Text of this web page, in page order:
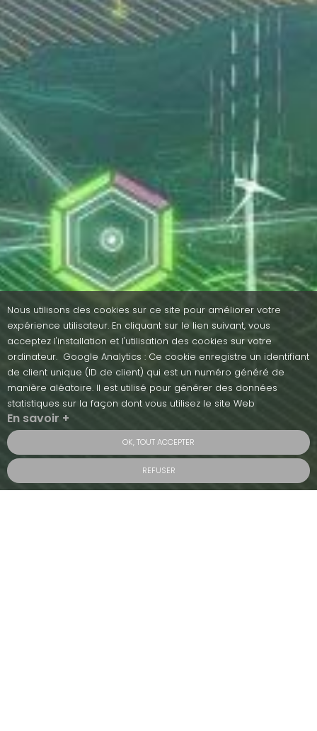
Nous utilisons des cookies sur ce site pour améliorer votre
expérience utilisateur. En cliquant sur le lien suivant, vous
acceptez l'installation et l'utilisation des cookies sur votre
ordinateur. Google Analytics : Ce cookie enregistre un identifiant
de client unique (ID de client) qui est un numéro généré de
manière aléatoire. Il est utilisé pour générer des données
statistiques sur la façon dont vous utilisez le site Web
En savoir +
OK, TOUT ACCEPTER
REFUSER